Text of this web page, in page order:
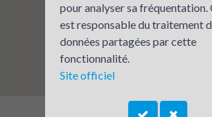
pour analyser sa fréquentation.
est responsable du traitement
données partagées par cette
fonctionnalité.
Site officiel